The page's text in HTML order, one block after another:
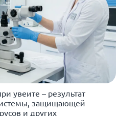
увеите – результат
защищающей
и других